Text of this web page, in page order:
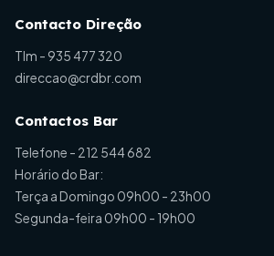
Contacto Direção
Tlm - 935 477 320
direccao@crdbr.com
Contactos Bar
Telefone - 212 544 682
Horário do Bar:
Terça a Domingo 09h00 - 23h00
Segunda-feira 09h00 - 19h00